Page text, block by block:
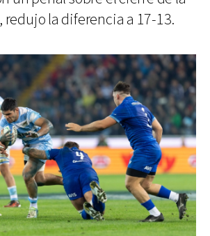
la diferencia a 17-13.